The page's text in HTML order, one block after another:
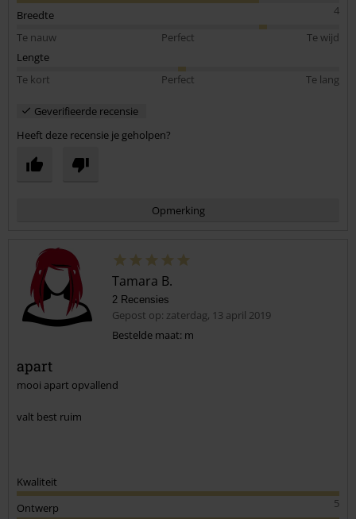
4
Breedte
Te nauw
Perfect
Te wijd
Lengte
Te kort
Perfect Te lang
Geverifieerde recensie
Heeft deze recensie je geholpen?
Opmerking
Commentaar versturen
Tamara B.
2 Recensies
Gepost op: zaterdag, 13 april 2019
Bestelde maat: m
apart
mooi apart opvallend
valt best ruim
Kwaliteit
5
Ontwerp